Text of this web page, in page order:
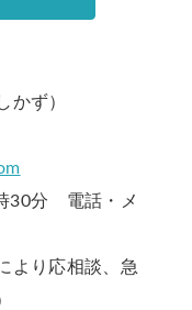
かず）
30分 電話・メ
り応相談、急